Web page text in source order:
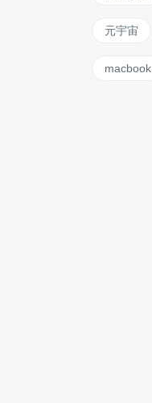
元宇宙
macbook